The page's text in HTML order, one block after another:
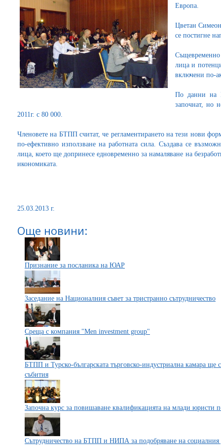
Европа.
Цветан
се постигне
лица и
включени по-
По данни на
започнат, но
2011г. с 80 000.
Членовете на БТПП считат, че регламентирането на тези нови
по-ефективно използване на работната сила. Създава се
лица, което ще допринесе едновременно за намаляване на
икономиката.
25.03.2013 г.
Още новини:
Признание за посланика на ЮАР
Заседание на Националния съвет за тристранно сътрудничество
Среща с компания "Men investment group"
БТПП и Турско-българската търговско-индустриална камара ще
събития
Започна курс за повишаване квалификацията на млади юристи
Сътрудничество на БТПП и НИПА за подобряване на социалния